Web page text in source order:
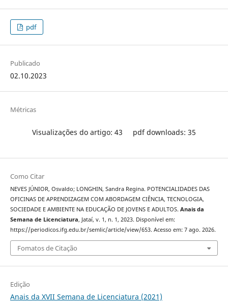
pdf
Publicado
02.10.2023
Métricas
Visualizações do artigo: 43 pdf downloads: 35
Como Citar
NEVES JÚNIOR, Osvaldo; LONGHIN, Sandra Regina. POTENCIALIDADES DAS
OFICINAS DE APRENDIZAGEM COM ABORDAGEM CIÊNCIA, TECNOLOGIA,
SOCIEDADE E AMBIENTE NA EDUCAÇÃO DE JOVENS E ADULTOS. Anais da
Semana de Licenciatura, Jataí, v. 1, n. 1, 2023. Disponível em:
https://periodicos.ifg.edu.br/semlic/article/view/653. Acesso em: 7 ago. 2026.
Fomatos de Citação
Edição
Anais da XVII Semana de Licenciatura (2021)